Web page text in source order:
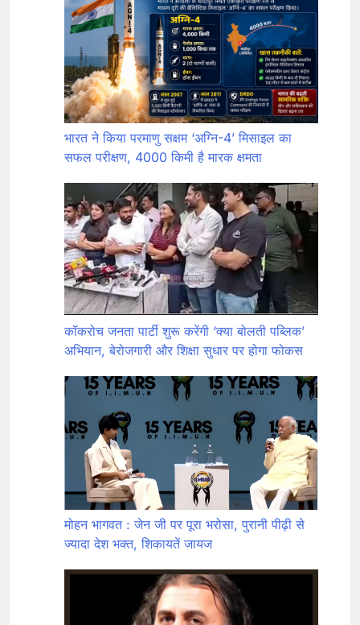
भारत ने किया परमाणु सक्षम ‘अग्नि-4’ मिसाइल का
सफल परीक्षण, 4000 किमी है मारक क्षमता
कॉकरोच जनता पार्टी शुरू करेंगी ‘क्या बोलती पब्लिक’
अभियान, बेरोजगारी और शिक्षा सुधार पर होगा फोकस
मोहन भागवत : जेन जी पर पूरा भरोसा, पुरानी पीढ़ी से
ज्यादा देश भक्त, शिकायतें जायज